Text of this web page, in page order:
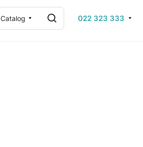
Catalog 022 323 333